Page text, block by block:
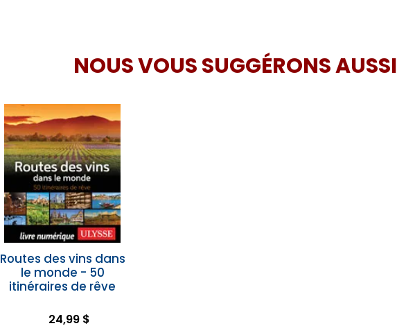
NOUS VOUS SUGGÉRONS AUSSI
Routes des vins dans
le monde - 50
itinéraires de rêve
24,99 $